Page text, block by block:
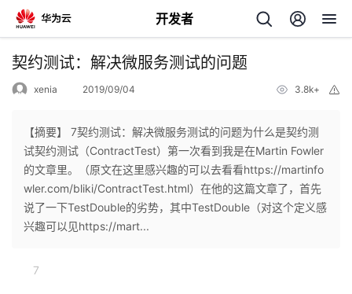
开发者
返
个
人
我
契约测试：解决微服务测试的问题
xenia 2019/09/04 3.8k+
【摘要】 7契约测试：解决微服务测试的问题为什么是契约测
试契约测试（ContractTest）第一次看到我是在Martin Fowler
的文章里。（原文在这里感兴趣的可以去看看https://martinfo
wler.com/bliki/ContractTest.html）在他的这篇文章了，首先
说了一下TestDouble的劣势，其中TestDouble（对这个定义感
兴趣可以见https://mart...
7